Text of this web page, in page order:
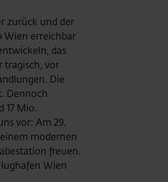
zurück und der
Wien erreichbar
das
tragisch, vor
Die
Dennoch
17 Mio.
vor: Am 29.
modernen
freuen.
Wien